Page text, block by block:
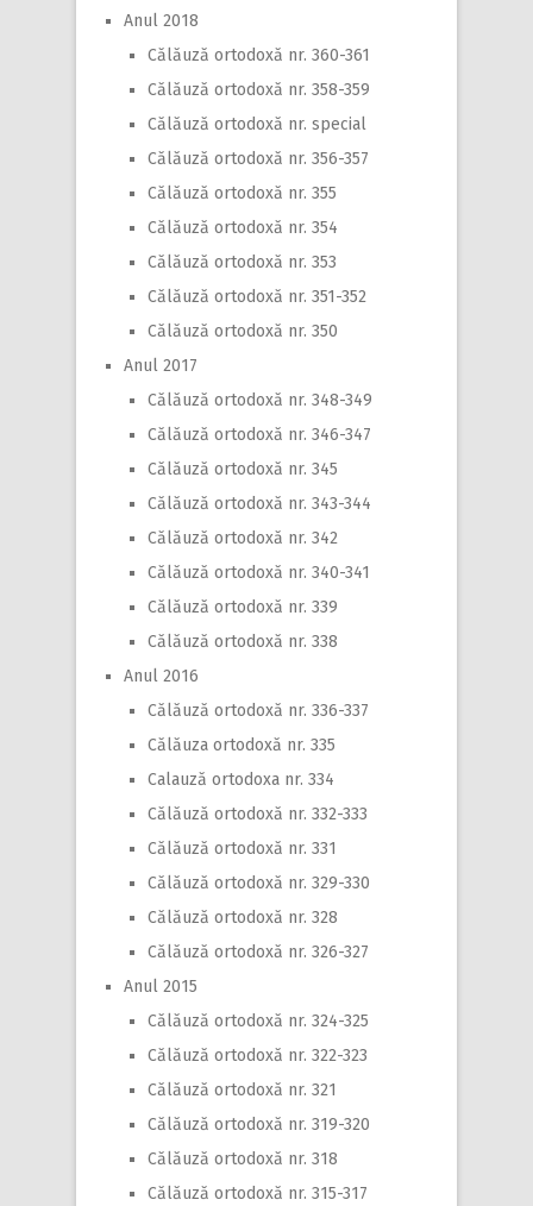
Anul 2018
Călăuză ortodoxă nr. 360-361
Călăuză ortodoxă nr. 358-359
Călăuză ortodoxă nr. special
Călăuză ortodoxă nr. 356-357
Călăuză ortodoxă nr. 355
Călăuză ortodoxă nr. 354
Călăuză ortodoxă nr. 353
Călăuză ortodoxă nr. 351-352
Călăuză ortodoxă nr. 350
Anul 2017
Călăuză ortodoxă nr. 348-349
Călăuză ortodoxă nr. 346-347
Călăuză ortodoxă nr. 345
Călăuză ortodoxă nr. 343-344
Călăuză ortodoxă nr. 342
Călăuză ortodoxă nr. 340-341
Călăuză ortodoxă nr. 339
Călăuză ortodoxă nr. 338
Anul 2016
Călăuză ortodoxă nr. 336-337
Călăuza ortodoxă nr. 335
Calauză ortodoxa nr. 334
Călăuză ortodoxă nr. 332-333
Călăuză ortodoxă nr. 331
Călăuză ortodoxă nr. 329-330
Călăuză ortodoxă nr. 328
Călăuză ortodoxă nr. 326-327
Anul 2015
Călăuză ortodoxă nr. 324-325
Călăuză ortodoxă nr. 322-323
Călăuză ortodoxă nr. 321
Călăuză ortodoxă nr. 319-320
Călăuză ortodoxă nr. 318
Călăuză ortodoxă nr. 315-317